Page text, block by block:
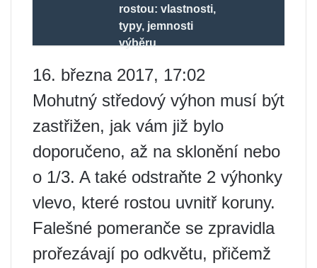
rostou: vlastnosti,
typy, jemnosti
výběru
16. března 2017, 17:02
Mohutný středový výhon musí být
zastřižen, jak vám již bylo
doporučeno, až na sklonění nebo
o 1/3. A také odstraňte 2 výhonky
vlevo, které rostou uvnitř koruny.
Falešné pomeranče se zpravidla
prořezávají po odkvětu, přičemž